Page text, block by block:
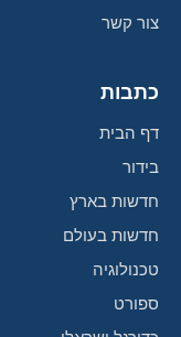
צור קשר
כתבות
דף הבית
בידור
חדשות בארץ
חדשות בעולם
טכנולוגיה
ספורט